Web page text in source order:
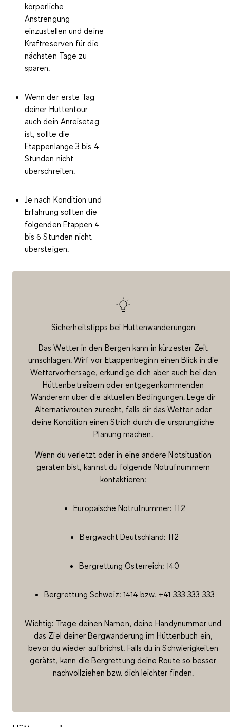
körperliche
Anstrengung
einzustellen und deine
Kraftreserven für die
nächsten Tage zu
sparen.
Wenn der erste Tag
deiner Hüttentour
auch dein Anreisetag
ist, sollte die
Etappenlänge 3 bis 4
Stunden nicht
überschreiten.
Je nach Kondition und
Erfahrung solltendie
folgenden Etappen 4
bis 6 Stunden nicht
übersteigen.
Sicherheitstipps bei Hüttenwanderungen
Das Wetter in den Bergen kann in kürzester Zeit
umschlagen. Wirf vor Etappenbeginn einen Blick in die
Wettervorhersage, erkundige dich aber auch bei den
Hüttenbetreibern oder entgegenkommenden
Wanderern über die aktuellen Bedingungen. Lege dir
Alternativrouten zurecht, falls dir das Wetter oder
deine Kondition einen Strich durch die ursprüngliche
Planung machen.
Wenn du verletzt oder in eine andere Notsituation
geraten bist, kannst du folgende Notrufnummern
kontaktieren:
Europäische Notrufnummer: 112
Bergwacht Deutschland: 112
Bergrettung Österreich: 140
Bergrettung Schweiz: 1414 bzw. +41 333 333 333
Wichtig: Trage deinen Namen, deine Handynummer und
das Ziel deiner Bergwanderung im Hüttenbuch ein,
bevor du wieder aufbrichst. Falls du in Schwierigkeiten
gerätst, kann die Bergrettung deine Route so besser
nachvollziehen bzw. dich leichter finden.